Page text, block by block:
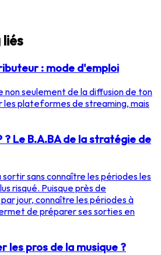
: mode d'emploi
non seulement de la diffusion de ton
plateformes de streaming, mais
? Le B.A.BA de la stratégie de
sortir sans connaître les périodes les
risqué. Puisque près de
jour, connaître les périodes à
de préparer ses sorties en
les pros de la musique ?